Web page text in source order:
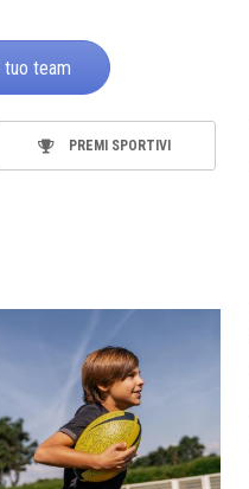
tuo team
PREMI SPORTIVI